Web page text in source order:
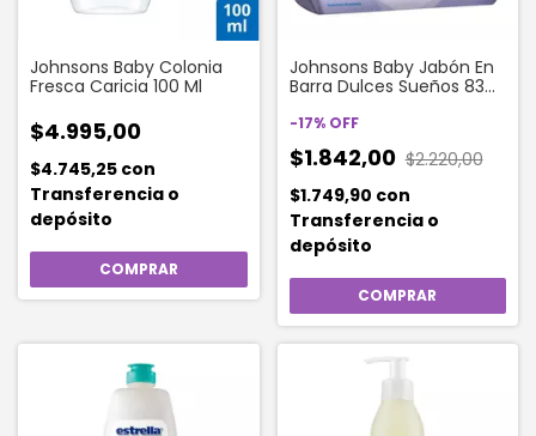
Johnsons Baby Colonia
Fresca Caricia 100 Ml
$4.995,00
$4.745,25 con
Transferencia o
depósito
Johnsons Baby Jabón En
Barra Dulces Sueños 83
-17% OFF
$1.842,00 $2.220,00
$1.749,90 con
Transferencia o
depósito